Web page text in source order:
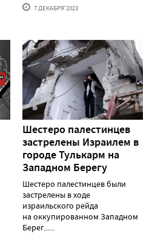
7 ДЕКАБРЯ'2023
Шестеро палестинцев
застрелены Израилем в
городе Тулькарм на
Западном Берегу
Шестеро палестинцев были
застрелены в ходе
израильского рейда
на оккупированном Западном
Берег......